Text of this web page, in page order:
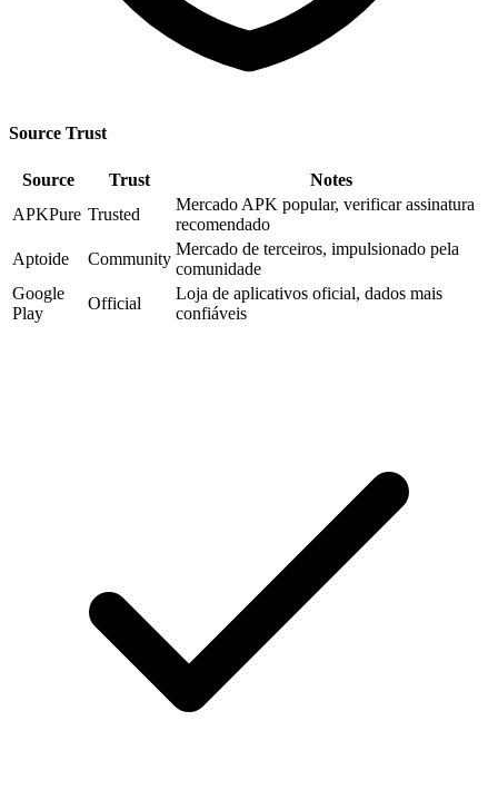
Source Trust
Source Trust
Notes
APKPure Trusted
Mercado APK popular, verificar assinatura
recomendado
Aptoide
Community
Mercado de terceiros, impulsionado pela
comunidade
Google
Play
Official
Loja de aplicativos oficial, dados mais
confiáveis